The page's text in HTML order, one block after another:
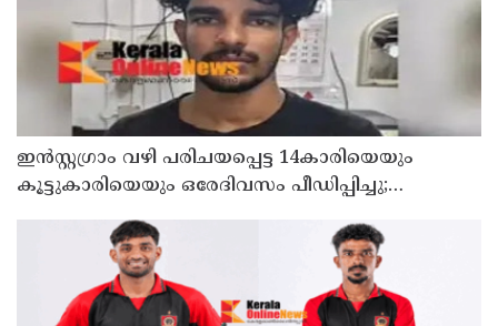
ഇൻസ്റ്റഗ്രാം വഴി പരിചയപ്പെട്ട 14കാരിയെയും
കൂട്ടുകാരിയെയും ഒരേദിവസം പീഡിപ്പിച്ചു;
സ്വദേശിയായ 23 വയസുകാരൻ പിടിയിൽ